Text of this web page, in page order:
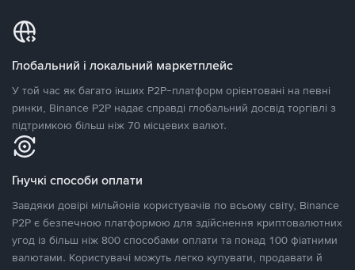
Глобальний і локальний маркетплейс
У той час як багато інших P2P-платформ орієнтовані на певні
ринки, Binance P2P надає справді глобальний досвід торгівлі з
підтримкою більш ніж 70 місцевих валют.
Гнучкі способи оплати
Завдяки довірі мільйонів користувачів по всьому світу, Binance
P2P є безпечною платформою для здійснення криптовалютних
угод із більш ніж 800 способами оплати та понад 100 фіатними
валютами. Користувачі можуть легко купувати, продавати й